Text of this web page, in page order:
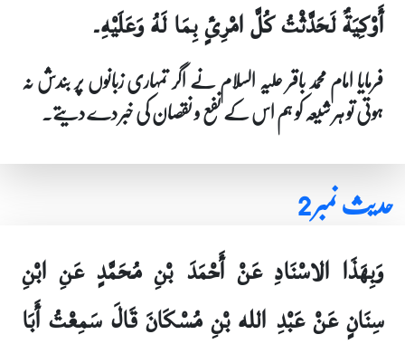
أَوْكِيَةٌ لَحَدَّثْتُ كُلَّ امْرِئٍ بِمَا لَهُ وَعَلَيْهِ۔
فرمایا امام محمد باقر علیہ السلام نے اگر تمہاری زبانوں پر بندش نہ
ہوتی تو ہر شیعہ کو ہم اس کے نفع و نقصان کی خبر دے دیتے۔
حدیث نمبر 2
وَبِهَذَا الاسْنَادِ عَنْ أَحْمَدَ بْنِ مُحَمَّدٍ عَنِ ابْنِ
سِنَانٍ عَنْ عَبْدِ الله بْنِ مُسْكَانَ قَالَ سَمِعْتُ أَبَا